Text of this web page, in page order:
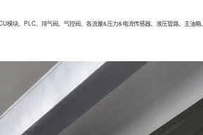
模块、 PLC 、排气阀、气控阀、各流量&压力&电流传感器、液压管路、主油箱、